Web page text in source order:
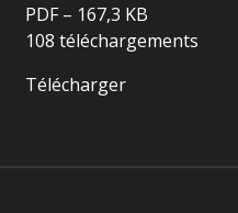
PDF – 167,3 KB
108 téléchargements
Télécharger